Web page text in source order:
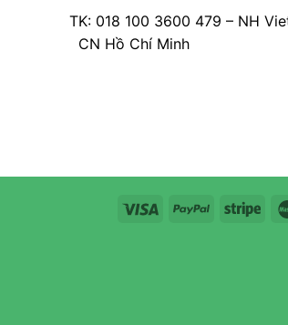
TK: 018 100 3600 479 – NH
CN Hồ Chí Minh